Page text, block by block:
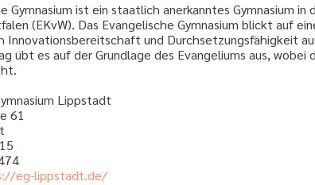
Gymnasium ist ein staatlich anerkanntes Gymnasium
(EKvW). Das Evangelische Gymnasium blickt auf
Innovationsbereitschaft und Durchsetzungsfähigkeit
übt es auf der Grundlage des Evangeliums aus, wobei
Lippstadt
61
eg-lippstadt.de/